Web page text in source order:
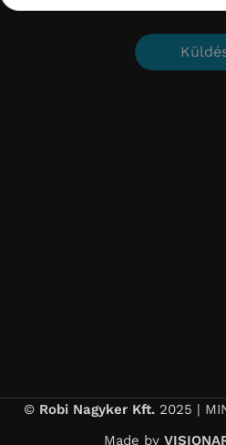
© Robi Nagyker Kft. 2025 |
Made by